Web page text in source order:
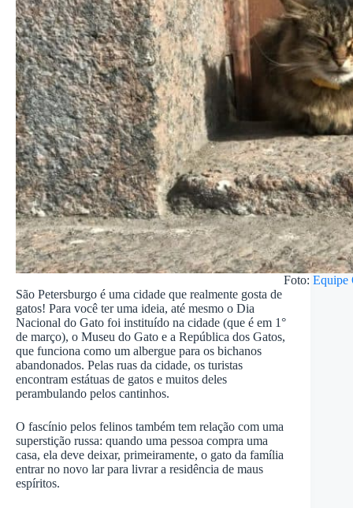
Foto: Equipe
São Petersburgo é uma cidade que realmente gosta de
gatos! Para você ter uma ideia, até mesmo o Dia
Nacional do Gato foi instituído na cidade (que é em 1°
de março), o Museu do Gato e a República dos Gatos,
que funciona como um albergue para os bichanos
abandonados. Pelas ruas da cidade, os turistas
encontram estátuas de gatos e muitos deles
perambulando pelos cantinhos.
O fascínio pelos felinos também tem relação com uma
superstição russa: quando uma pessoa compra uma
casa, ela deve deixar, primeiramente, o gato da família
entrar no novo lar para livrar a residência de maus
espíritos.